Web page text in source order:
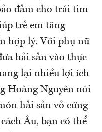
đảm cho trái tim
trẻ em tăng
hợp lý. Với phụ nữ
hải sản vào thực
lại nhiều lợi ích
Hoàng Nguyên nói
hải sản vỏ cứng
Âu, bạn có thể